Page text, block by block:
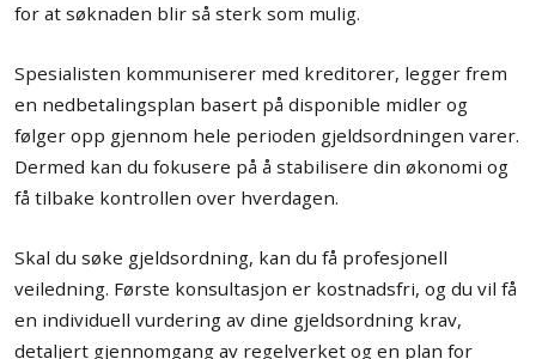
for at søknaden blir så sterk som mulig.
Spesialisten kommuniserer med kreditorer, legger frem
en nedbetalingsplan basert på disponible midler og
følger opp gjennom hele perioden gjeldsordningen varer.
Dermed kan du fokusere på å stabilisere din økonomi og
få tilbake kontrollen over hverdagen.
Skal du søke gjeldsordning, kan du få profesjonell
veiledning. Første konsultasjon er kostnadsfri, og du vil få
en individuell vurdering av dine gjeldsordning krav,
detaljert gjennomgang av regelverket og en plan for